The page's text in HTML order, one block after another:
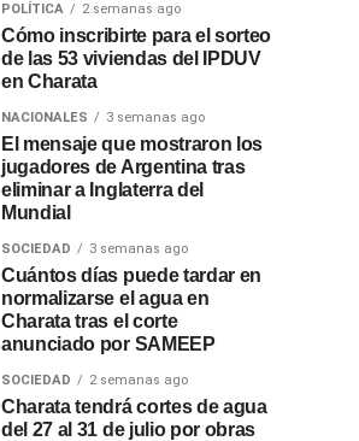
POLÍTICA 2 semanas ago
Cómo inscribirte para el sorteo
de las 53 viviendas del IPDUV
en Charata
NACIONALES 3 semanas ago
El mensaje que mostraron los
jugadores de Argentina tras
eliminar a Inglaterra del
Mundial
SOCIEDAD 3 semanas ago
Cuántos días puede tardar en
normalizarse el agua en
Charata tras el corte
anunciado por SAMEEP
SOCIEDAD 2 semanas ago
Charata tendrá cortes de agua
del 27 al 31 de julio por obras